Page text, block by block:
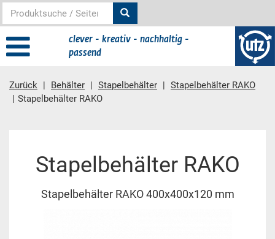
clever - kreativ - nachhaltig -
passend
Zurück Behälter Stapelbehälter
Stapelbehälter RAKO
Stapelbehälter RAKO
Stapelbehälter RAKO
Stapelbehälter RAKO 400x400x120 mm